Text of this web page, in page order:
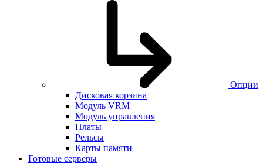
Опции
Дисковая корзина
Модуль VRM
Модуль управления
Платы
Рельсы
Карты памяти
Готовые серверы